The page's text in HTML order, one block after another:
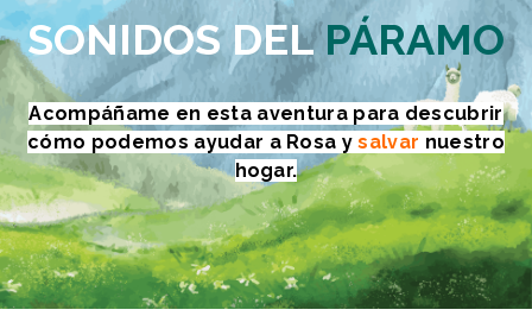
SONIDOS DELPÁRAMO
Acompáñame en esta aventura para descubrir
cómo podemos ayudar a Rosa ysalvar nuestro
hogar.